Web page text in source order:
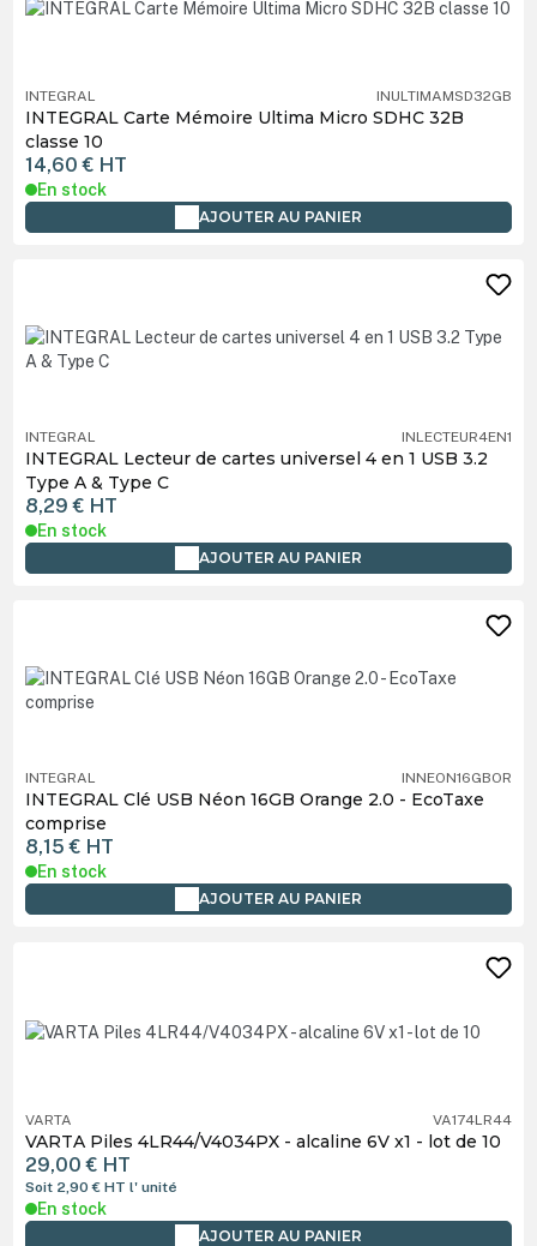
INTEGRAL INULTIMAMSD32GB
INTEGRAL Carte Mémoire Ultima Micro SDHC 32B
classe 10
14,60 € HT
En stock
AJOUTER AU PANIER
INTEGRAL INLECTEUR4EN1
INTEGRAL Lecteur de cartes universel 4 en 1 USB 3.2
Type A & Type C
8,29 € HT
En stock
AJOUTER AU PANIER
INTEGRAL INNEON16GBOR
INTEGRAL Clé USB Néon 16GB Orange 2.0 - EcoTaxe
comprise
8,15 € HT
En stock
AJOUTER AU PANIER
VARTA VA174LR44
VARTA Piles 4LR44/V4034PX - alcaline 6V x1 - lot de 10
29,00 € HT
Soit 2,90 €HTl' unité
En stock
AJOUTER AU PANIER